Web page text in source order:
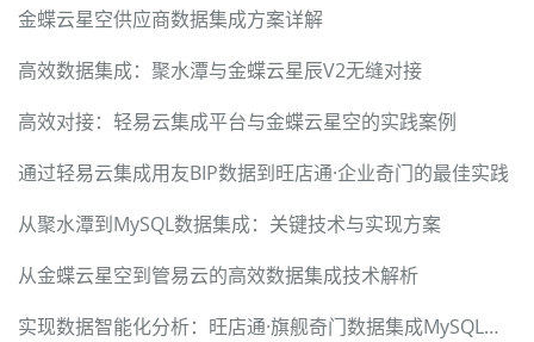
金蝶云星空供应商数据集成方案详解
高效数据集成：聚水潭与金蝶云星辰V2无缝对接
高效对接：轻易云集成平台与金蝶云星空的实践案例
通过轻易云集成用友BIP数据到旺店通·企业奇门的最佳实践
从聚水潭到MySQL数据集成：关键技术与实现方案
从金蝶云星空到管易云的高效数据集成技术解析
实现数据智能化分析：旺店通·旗舰奇门数据集成MySQL案例